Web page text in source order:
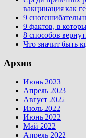
вакцинация как
9
9 фактов, в
8 способов
Что значит быть
Архив
Июнь 2023
Апрель 2023
Август 2022
Июль 2022
Июнь 2022
Май 2022
Апрель 2022